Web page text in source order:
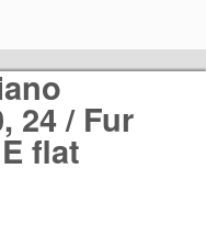
24 / Fur
flat